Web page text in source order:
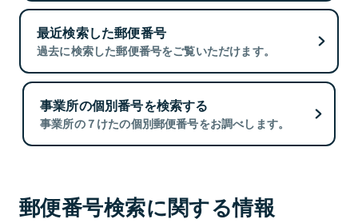
最近検索した郵便番号
過去に検索した郵便番号をご覧いただけます。
事業所の個別番号を検索する
事業所の７けたの個別郵便番号をお調べします。
郵便番号検索に関する情報